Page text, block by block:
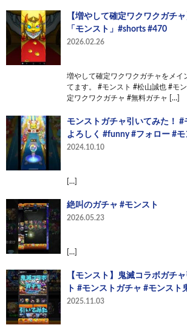
【増やして確定ワクワクガチ
「モンスト」#shorts #470
2026.02.26
増やして確定ワクワクガチャをメイ
てます。 #モンスト #松山誠也 #モ
定ワクワクガチャ #無料ガチャ […]
モンストガチャ引いてみた！
よろしく #funny #フォロー #
2024.10.10
[…]
絶叫のガチャ #モンスト
2026.05.23
[…]
【モンスト】鬼滅コラボガチ
ト #モンストガチャ #モンスト
2025.11.03